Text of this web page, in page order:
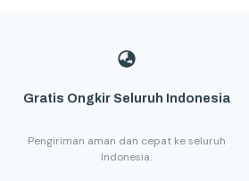
Gratis Ongkir Seluruh Indonesia
Pengiriman aman dan cepat ke seluruh
Indonesia.